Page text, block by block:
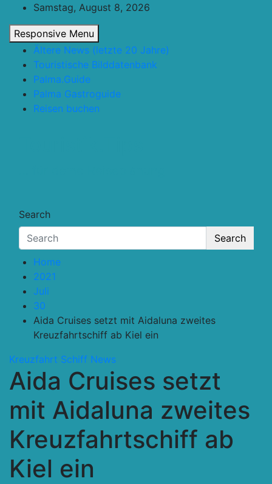
content
Samstag, August 8, 2026
Responsive Menu
Ältere News (letzte 20 Jahre)
Touristische Bilddatenbank
Palma.Guide
Palma Gastroguide
Reisen buchen
Search
Search
Home
2021
Juli
30
Aida Cruises setzt mit Aidaluna zweites
Kreuzfahrtschiff ab Kiel ein
Kreuzfahrt Schiff News
Aida Cruises setzt
mit Aidaluna zweites
Kreuzfahrtschiff ab
Kiel ein